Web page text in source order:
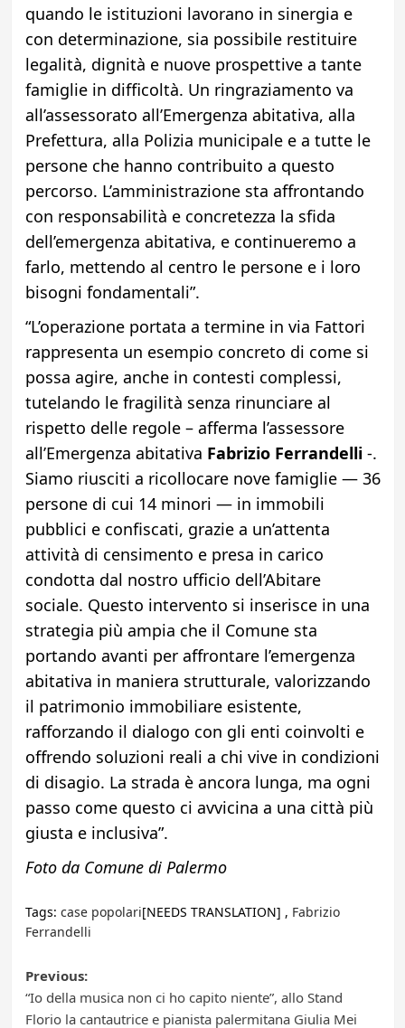
quando le istituzioni lavorano in sinergia e
con determinazione, sia possibile restituire
legalità, dignità e nuove prospettive a tante
famiglie in difficoltà. Un ringraziamento va
all’assessorato all’Emergenza abitativa, alla
Prefettura, alla Polizia municipale e a tutte le
persone che hanno contribuito a questo
percorso. L’amministrazione sta affrontando
con responsabilità e concretezza la sfida
dell’emergenza abitativa, e continueremo a
farlo, mettendo al centro le persone e i loro
bisogni fondamentali”.
“L’operazione portata a termine in via Fattori
rappresenta un esempio concreto di come si
possa agire, anche in contesti complessi,
tutelando le fragilità senza rinunciare al
rispetto delle regole – afferma l’assessore
all’Emergenza abitativa Fabrizio Ferrandelli-.
Siamo riusciti a ricollocare nove famiglie — 36
persone di cui 14 minori — in immobili
pubblici e confiscati, grazie a un’attenta
attività di censimento e presa in carico
condotta dal nostro ufficio dell’Abitare
sociale. Questo intervento si inserisce in una
strategia più ampia che il Comune sta
portando avanti per affrontare l’emergenza
abitativa in maniera strutturale, valorizzando
il patrimonio immobiliare esistente,
rafforzando il dialogo con gli enti coinvolti e
offrendo soluzioni reali a chi vive in condizioni
di disagio. La strada è ancora lunga, ma ogni
passo come questo ci avvicina a una città più
giusta e inclusiva”.
Foto da Comune di Palermo
Tags: case popolari[NEEDS TRANSLATION] , Fabrizio
Ferrandelli
Post
navigation
Previous:
“Io della musica non ci ho capito niente”, allo Stand
Florio la cantautrice e pianista palermitana Giulia Mei